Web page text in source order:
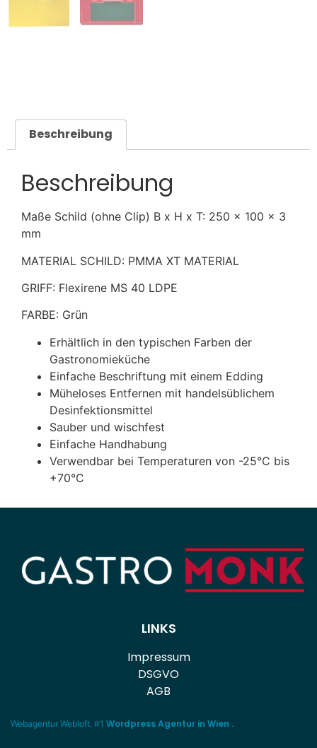
Beschreibung
Beschreibung
Maße Schild (ohne Clip) B x H x T: 250 x 100 x 3
mm
MATERIAL SCHILD: PMMA XT MATERIAL
GRIFF: Flexirene MS 40 LDPE
FARBE: Grün
Erhältlich in den typischen Farben der
Gastronomieküche
Einfache Beschriftung mit einem Edding
Müheloses Entfernen mit handelsüblichem
Desinfektionsmittel
Sauber und wischfest
Einfache Handhabung
Verwendbar bei Temperaturen von -25°C bis
+70°C
LINKS
Impressum
DSGVO
AGB
Webagentur Webloft. #1 Wordpress Agentur in Wien .